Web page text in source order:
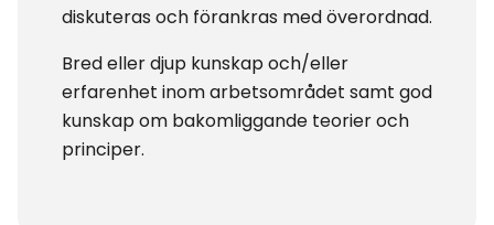
diskuteras och förankras med överordnad.
Bred eller djup kunskap och/eller
erfarenhet inom arbetsområdet samt god
kunskap om bakomliggande teorier och
principer.